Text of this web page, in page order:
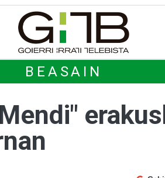
BEASAIN